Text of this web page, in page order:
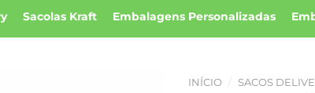
Sacolas Kraft Embalagens Personalizadas
INÍCIO SACOS